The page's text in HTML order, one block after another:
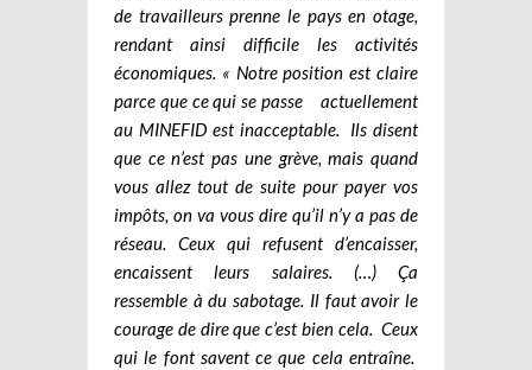
de travailleurs prenne le pays en otage,
rendant ainsi difficile les activités
économiques. « Notre position est claire
parce que ce qui se passe actuellement
au MINEFID est inacceptable. Ils disent
que ce n’est pas une grève, mais quand
vous allez tout de suite pour payer vos
impôts, on va vous dire qu’il n’y a pas de
réseau. Ceux qui refusent d’encaisser,
encaissent leurs salaires. (…) Ça
ressemble à du sabotage. Il faut avoir le
courage de dire que c’est bien cela. Ceux
qui le font savent ce que cela entraîne.